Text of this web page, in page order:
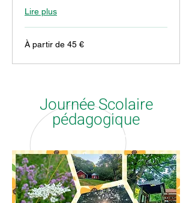
Lire plus
À
partir
À partir de 45 €
Journée Scolaire
pédagogique
Atelier reconnexion nature | Hébergement insolite | Moselle (57)